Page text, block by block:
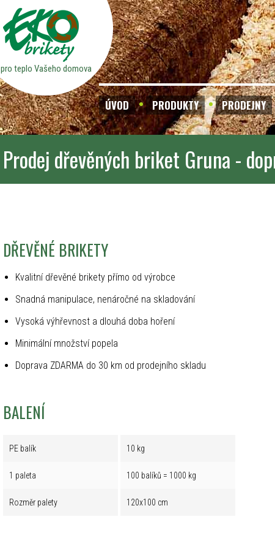
pro teplo Vašeho domova
ÚVOD PRODUKTY PRODEJNY
Prodej dřevěných briket Gruna -
DŘEVĚNÉ BRIKETY
Kvalitní dřevěné brikety přímo od výrobce
Snadná manipulace, nenáročné na skladování
Vysoká výhřevnost a dlouhá doba hoření
Minimální množství popela
Doprava ZDARMA do 30 km od prodejního skladu
BALENÍ
PE balík 10 kg
1 paleta 100 balíků = 1000 kg
Rozměr palety 120x100 cm